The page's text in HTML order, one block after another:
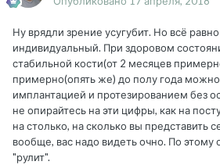
Ну врядли зрение усугубит. Но всё
индивидуальный. При здоровом
стабильной кости(от 2 месяцев
примерно(опять же) до полу года
имплантацией и протезированием без
не опирайтесь на эти цифры, как на
на столько, на сколько вы представить
вообще, вас надо видеть очно. По этому
"рулит".